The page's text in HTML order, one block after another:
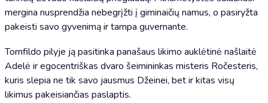
mergina nusprendžia nebegrįžti į giminaičių namus, o pasiryžta
pakeisti savo gyvenimą ir tampa guvernante.
Tornfildo pilyje ją pasitinka panašaus likimo auklėtinė našlaitė
Adelė ir egocentriškas dvaro šeimininkas misteris Ročesteris,
kuris slepia ne tik savo jausmus Džeinei, bet ir kitas visų
likimus pakeisiančias paslaptis.